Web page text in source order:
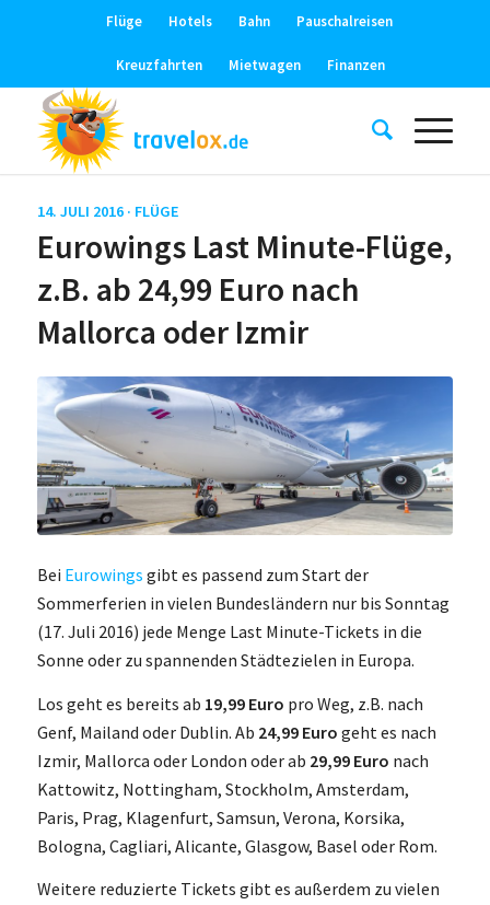
Flüge Hotels Bahn Pauschalreisen
Kreuzfahrten Mietwagen Finanzen
14. JULI 2016 · FLÜGE
Eurowings Last Minute-Flüge,
z.B. ab 24,99 Euro nach
Mallorca oder Izmir
Bei Eurowings gibt es passend zum Start der
Sommerferien in vielen Bundesländern nur bis Sonntag
(17. Juli 2016) jede Menge Last Minute-Tickets in die
Sonne oder zu spannenden Städtezielen in Europa.
Los geht es bereits ab 19,99 Euro pro Weg, z.B. nach
Genf, Mailand oder Dublin. Ab 24,99 Euro geht es nach
Izmir, Mallorca oder London oder ab 29,99 Euro nach
Kattowitz, Nottingham, Stockholm, Amsterdam,
Paris, Prag, Klagenfurt, Samsun, Verona, Korsika,
Bologna, Cagliari, Alicante, Glasgow, Basel oder Rom.
Weitere reduzierte Tickets gibt es außerdem zu vielen